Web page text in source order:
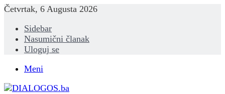
Četvrtak, 6 Augusta 2026
Sidebar
Nasumični članak
Uloguj se
Meni